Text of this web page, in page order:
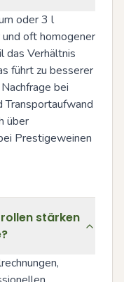
oder 3 l
oft homogener
das Verhältnis
führt zu besserer
bei
Transportaufwand
über
Prestigeweinen
stärken